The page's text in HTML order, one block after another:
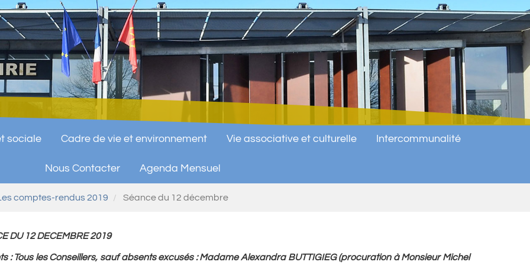
sociale Cadre de vie et environnement Vie associative et culturelle Intercommunalité
Nous Contacter Agenda Mensuel
comptes-rendus 2019 Séance du 12 décembre
DU 12 DECEMBRE 2019
: Tous les Conseillers, sauf absents excusés : Madame Alexandra BUTTIGIEG (procuration à Monsieur Michel